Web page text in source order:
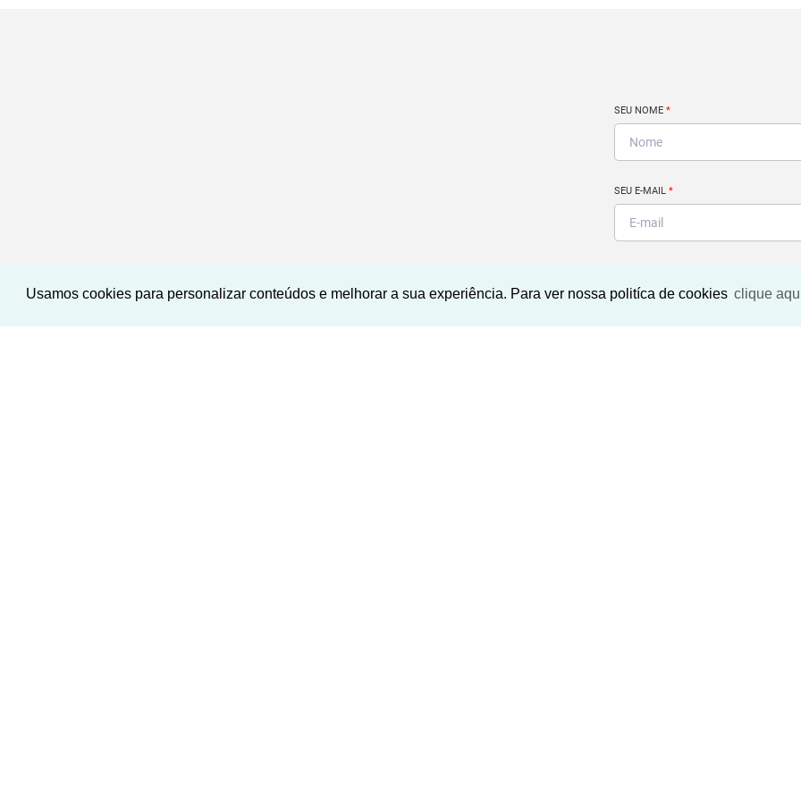
Usamos cookies para personalizar conteúdos e melhorar a sua experiência. Para ver nossa politíca de cookies clique
imóvel ideal?
SEU NOME *
SEU E-MAIL *